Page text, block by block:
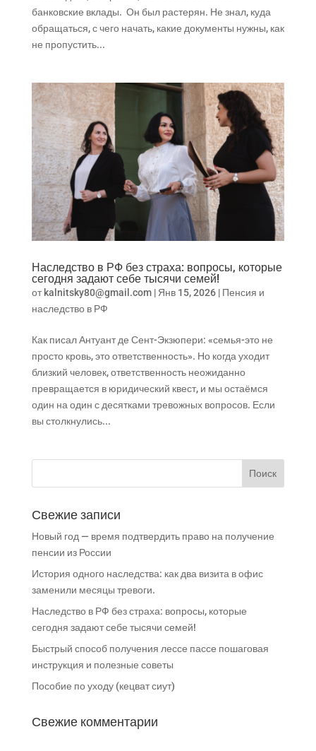
банковские вклады. Он был растерян. Не знал, куда
обращаться, с чего начать, какие документы нужны, как
не пропустить...
Наследство в РФ без страха: вопросы, которые
сегодня задают себе тысячи семей!
от kalnitsky80@gmail.com| Янв 15, 2026| Пенсия и
наследство в РФ
Как писал Антуант де Сент-Экзюпери: «семья-это не
просто кровь, это ответственность». Но когда уходит
близкий человек, ответственность неожиданно
превращается в юридический квест, и мы остаёмся
один на один с десятками тревожных вопросов. Если
вы столкнулись...
Свежие записи
Новый год — время подтвердить право на получение
пенсии из России
История одного наследства: как два визита в офис
заменили месяцы тревоги.
Наследство в РФ без страха: вопросы, которые
сегодня задают себе тысячи семей!
Быстрый способ получения лессе пассе пошаговая
инструкция и полезные советы
Пособие по уходу (кецват сиут)
Свежие комментарии